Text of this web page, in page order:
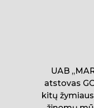
UAB
atstovas
kitų